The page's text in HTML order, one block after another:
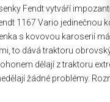
Fendt vytváří
1167 Vario jedinečnou
s kovovou karoserií
to dává traktoru
dělají z traktoru
žádné problémy.